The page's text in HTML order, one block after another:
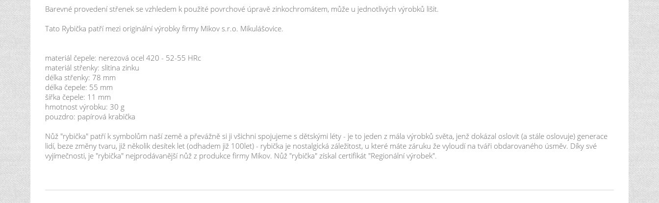
Barevné provedení střenek se vzhledem k použité povrchové úpravě zinkochromátem, může u jednotlivých výrobků lišit.
Tato Rybička patří mezi originální výrobky firmy Mikov s.r.o. Mikulášovice.
materiál čepele: nerezová ocel 420 - 52-55 HRc
materiál střenky: slitina zinku
délka střenky: 78 mm
délka čepele: 55 mm
šířka čepele: 11 mm
hmotnost výrobku: 30 g
pouzdro: papírová krabička
Nůž "rybička" patří k symbolům naší země a převážně si ji všichni spojujeme s dětskými léty - je to jeden z mála výrobků světa, jenž dokázal oslovit (a stále oslovuje) generace
lidí, beze změny tvaru, již několik desítek let (odhadem již 100let) - rybička je nostalgická záležitost, u které máte záruku že vyloudí na tváři obdarovaného úsměv. Díky své
vyjímečnosti, je "rybička" nejprodávanější nůž z produkce firmy Mikov. Nůž "rybička" získal certifikát "Regionální výrobek".